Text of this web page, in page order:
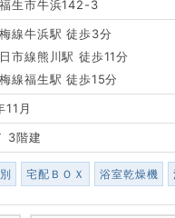
生市牛浜142-3
梅線牛浜駅 徒歩3分
日市線熊川駅 徒歩11分
梅線福生駅 徒歩15分
月
3階建
宅配ＢＯＸ 浴室乾燥機